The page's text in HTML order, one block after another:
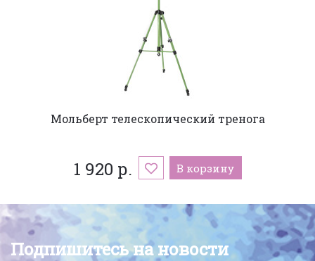
Мольберт телескопический тренога
1 920 р. В корзину
Подпишитесь на новости